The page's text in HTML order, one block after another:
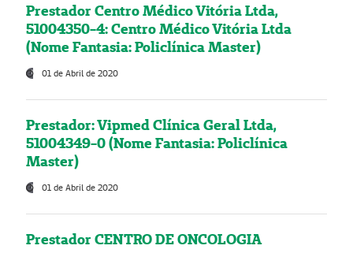
Prestador Centro Médico Vitória Ltda,
51004350-4: Centro Médico Vitória Ltda
(Nome Fantasia: Policlínica Master)
01 de Abril de 2020
Prestador: Vipmed Clínica Geral Ltda,
51004349-0 (Nome Fantasia: Policlínica
Master)
01 de Abril de 2020
Prestador CENTRO DE ONCOLOGIA